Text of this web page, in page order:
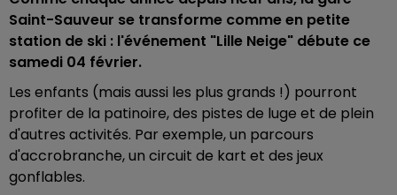
Saint-Sauveur se transforme comme en petite
station de ski : l'événement "Lille Neige" débute ce
samedi 04 février.
Les enfants (mais aussi les plus grands !) pourront
profiter de la patinoire, des pistes de luge et de plein
d'autres activités. Par exemple, un parcours
d'accrobranche, un circuit de kart et des jeux
gonflables.